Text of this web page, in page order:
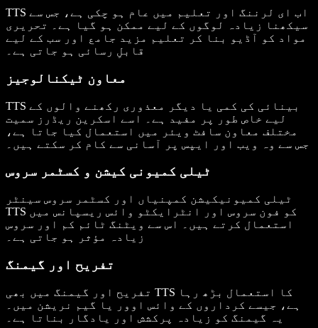
TTS اب ای لرننگ اور تعلیم میں عام ہو چکی ہے، جس سے
سیکھنا زیادہ لوگوں کے لیے ممکن ہو گیا ہے۔ تحریری
مواد کو آڈیو بنا کر تعلیم مزید جامع اور سب کے لیے
قابلِ رسائی ہو جاتی ہے۔
معاون ٹیکنالوجیز
TTS بینائی کی کمی یا دیگر معذوری رکھنے والوں کے
لیے خاص طور پر مفید ہے۔ اسے اسکرین ریڈرز سمیت
مختلف معاون سافٹ ویئر میں استعمال کیا جاتا ہے،
جس سے وہ ویب اور ایپس پر آسانی سے کام کر سکتے ہیں۔
ٹیلی کمیونی کیشن و کسٹمر سروس
ٹیلی کمیونیکیشن کمپنیاں اور کسٹمر سروس سینٹر
TTS کو فون سروس اور انٹرایکٹو وائس ریسپانس میں
استعمال کرتے ہیں۔ اس سے ویٹنگ ٹائم کم اور سروس
زیادہ مؤثر ہو جاتی ہے۔
تفریح اور گیمنگ
تفریح اور گیمنگ میں بھی TTS کا استعمال بڑھ رہا
ہے، جیسے کرداروں کے وائس اوور یا گیم نریشن میں۔
یہ گیمنگ کو زیادہ پرکشش اور یادگار بناتا ہے۔